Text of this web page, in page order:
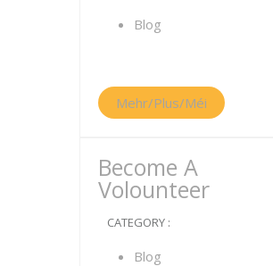
Blog
Mehr/Plus/Méi
Become A
Volounteer
CATEGORY :
Blog